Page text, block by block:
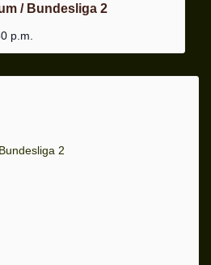
/ Bundesliga 2
p.m.